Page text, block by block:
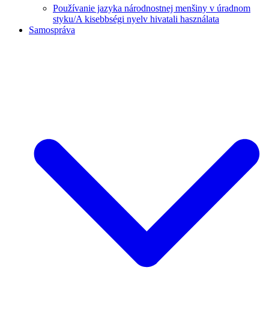
Používanie jazyka národnostnej menšiny v úradnom
styku/A kisebbségi nyelv hivatali használata
Samospráva